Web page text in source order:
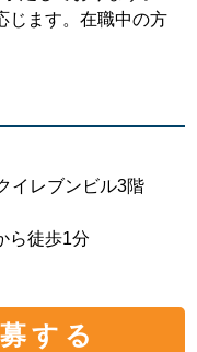
じます。在職中の方
イレブンビル3階
ら徒歩1分
する